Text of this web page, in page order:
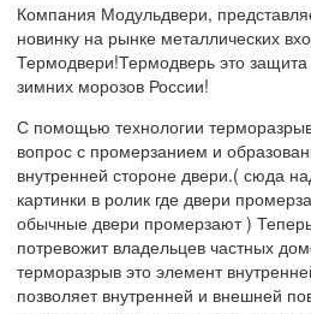
Компания Модульдвери,
новинку на рынке металлических
Термодвери!Термодверь это
зимних морозов России!
С помощью технологии
вопрос с промерзанием и
внутренней стороне двери.( сюда
картинки в ролик где двери
обычные двери промерзают )
потревожит владельцев частных
терморазрыв это элемент
позволяет внутренней и внешней